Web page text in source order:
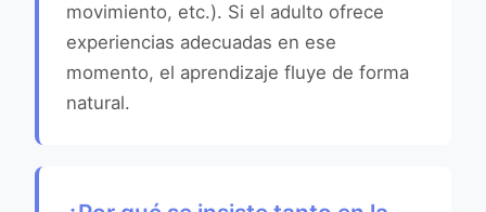
movimiento, etc.). Si el adulto ofrece
experiencias adecuadas en ese
momento, el aprendizaje fluye de forma
natural.